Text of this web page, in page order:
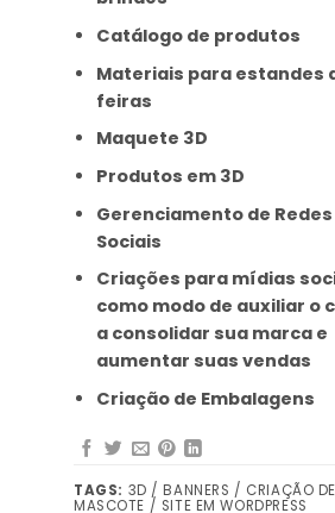
Catálogo de produtos
Materiais para estandes
feiras
Maquete 3D
Produtos em 3D
Gerenciamento de Redes
Sociais
Criações para mídias
como modo de auxiliar o
a consolidar sua marca e
aumentar suas vendas
Criação de Embalagens
TAGS: 3D / BANNERS / CRIAÇÃO DE
MASCOTE / SITE EM WORDPRESS